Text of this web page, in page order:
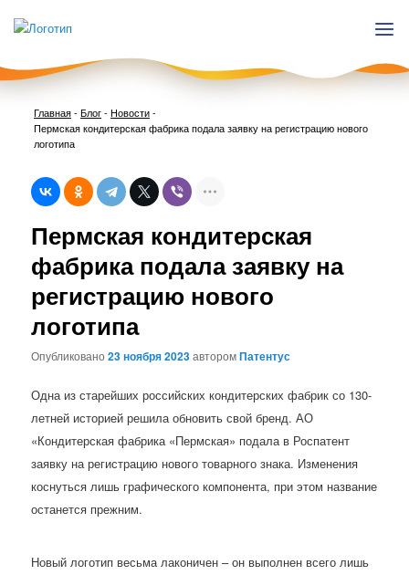
Главная-Блог- Новости-
Пермская кондитерская фабрика подала заявку на регистрацию нового
логотипа
Пермская кондитерская
фабрика подала заявку на
регистрацию нового
логотипа
Опубликовано23 ноября 2023авторомПатентус
Одна из старейших российских кондитерских фабрик со 130-
летней историей решила обновить свой бренд. АО
«Кондитерская фабрика «Пермская» подала в Роспатент
заявку на регистрацию нового товарного знака. Изменения
коснуться лишь графического компонента, при этом название
останется прежним.
Новый логотип весьма лаконичен – он выполнен всего лишь